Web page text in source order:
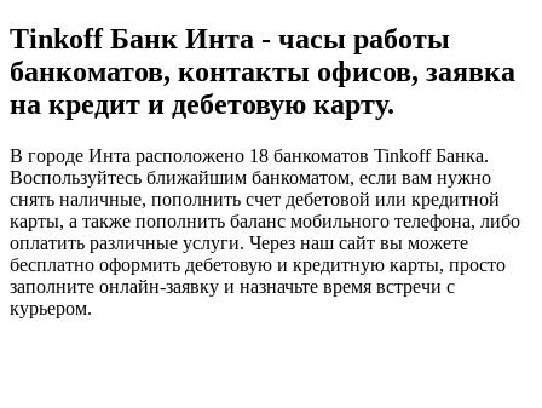
Tinkoff Банк Инта - часы работы
банкоматов, контакты офисов, заявка
на кредит и дебетовую карту.
В городе Инта расположено 18 банкоматов Tinkoff Банка.
Воспользуйтесь ближайшим банкоматом, если вам нужно
снять наличные, пополнить счет дебетовой или кредитной
карты, а также пополнить баланс мобильного телефона, либо
оплатить различные услуги. Через наш сайт вы можете
бесплатно оформить дебетовую и кредитную карты, просто
заполните онлайн-заявку и назначьте время встречи с
курьером.